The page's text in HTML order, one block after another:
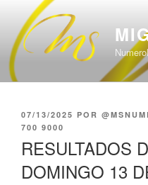
contenido
PUBLICADO
EL
07/13/2025 POR
700 9000
RESULTADOS
DOMINGO 13